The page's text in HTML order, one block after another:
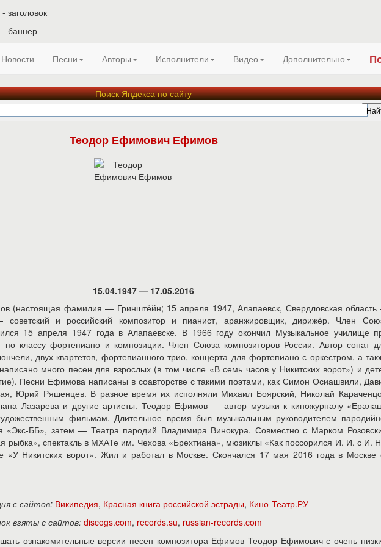
Новости Песни Авторы Исполнители Видео Дополнительно
Поиск Яндекса по сайту
Теодор Ефимович Ефимов
15.04.1947 — 17.05.2016
(настоящая фамилия — Гринште́йн; 15 апреля 1947, Алапаевск, Свердловская
и российский композитор и пианист, аранжировщик, дирижёр. Член
15 апреля 1947 года в Алапаевске. В 1966 году окончил Музыкальное училище
по классу фортепиано и композиции. Член Союза композиторов России. Автор сонат
двух квартетов, фортепианного трио, концерта для фортепиано с оркестром, а
много песен для взрослых (в том числе «В семь часов у Никитских ворот») и
Песни Ефимова написаны в соавторстве с такими поэтами, как Симон Осиашвили,
Юрий Ряшенцев. В разное время их исполняли Михаил Боярский, Николай
Лазарева и другие артисты. Теодор Ефимов — автор музыки к киножурналу
фильмам. Длительное время был музыкальным руководителем
«Экс-ББ», затем — Театра пародий Владимира Винокура. Совместно с Марком
рыбка», спектакль в МХАТе им. Чехова «Брехтиана», мюзиклы «Как поссорился И. И. с И.
«У Никитских ворот». Жил и работал в Москве. Скончался 17 мая 2016 года в Москве
с сайтов: Википедия, Красная книга российской эстрады, Кино-Театр.РУ
взяты с сайтов:discogs.com, records.su, russian-records.com
ознакомительные версии песен композитора Ефимов Теодор Ефимович с очень